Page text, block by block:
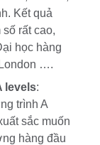
Kết quả
rất cao,
học hàng
….
levels:
trình A
sắc muốn
hàng đầu